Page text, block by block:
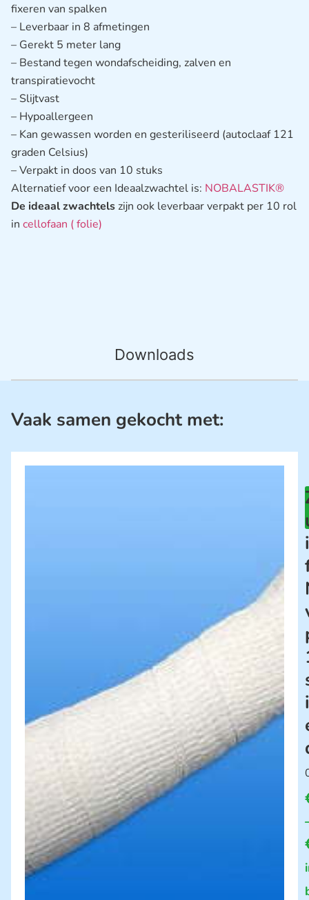
Downloads
fixeren van spalken
– Leverbaar in 8 afmetingen
– Gerekt 5 meter lang
– Bestand tegen wondafscheiding, zalven en
transpiratievocht
– Slijtvast
– Hypoallergeen
– Kan gewassen worden en gesteriliseerd (autoclaaf 121
graden Celsius)
– Verpakt in doos van 10 stuks
Alternatief voor een Ideaalzwachtel is: NOBALASTIK®
De ideaal zwachtels zijn ook leverbaar verpakt per 10 rol
in cellofaan ( folie)
Vaak samen gekocht met: